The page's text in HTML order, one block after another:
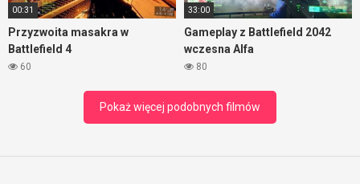
00:31
Przyzwoita masakra w
Battlefield 4
60
33:00
Gameplay z Battlefield 2042
wczesna Alfa
80
Pokaż więcej podobnych filmów